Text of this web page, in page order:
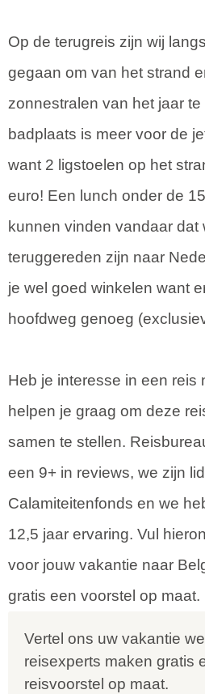
Op de terugreis zijn wij
gegaan om van het strand
zonnestralen van het jaar
badplaats is meer voor de
want 2 ligstoelen op het
euro! Een lunch onder de
kunnen vinden vandaar dat
teruggereden zijn naar
je wel goed winkelen want
hoofdweg genoeg
Heb je interesse in een reis
helpen je graag om deze
samen te stellen.
een 9+ in reviews, we zijn
Calamiteitenfonds en we
12,5 jaar ervaring. Vul
voor jouw vakantie naar
gratis een voorstel op maat.
Vertel ons uw vakantie
reisexperts maken gratis
reisvoorstel op maat.